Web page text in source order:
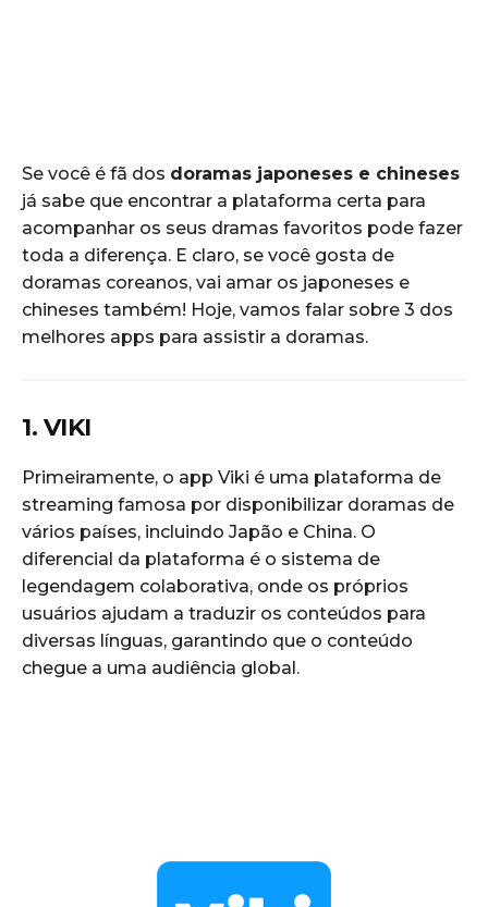
Se você é fã dos doramas japoneses e chineses
já sabe que encontrar a plataforma certa para
acompanhar os seus dramas favoritos pode fazer
toda a diferença. E claro, se você gosta de
doramas coreanos, vai amar os japoneses e
chineses também! Hoje, vamos falar sobre 3 dos
melhores apps para assistir a doramas.
1. VIKI
Primeiramente, o app Viki é uma plataforma de
streaming famosa por disponibilizar doramas de
vários países, incluindo Japão e China. O
diferencial da plataforma é o sistema de
legendagem colaborativa, onde os próprios
usuários ajudam a traduzir os conteúdos para
diversas línguas, garantindo que o conteúdo
chegue a uma audiência global.